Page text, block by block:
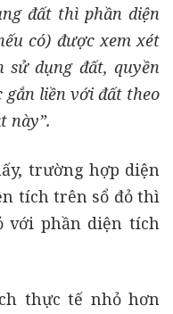
đất thì phần diện
có) được xem xét
sử dụng đất, quyền
gắn liền với đất theo
này”.
trường hợp diện
tích trên sổ đỏ thì
với phần diện tích
thực tế nhỏ hơn